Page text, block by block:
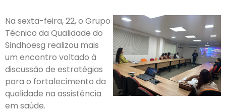
Na sexta-feira, 22, o Grupo
Técnico da Qualidade do
Sindhoesg realizou mais
um encontro voltado à
discussão de estratégias
para o fortalecimento da
qualidade na assistência
em saúde.